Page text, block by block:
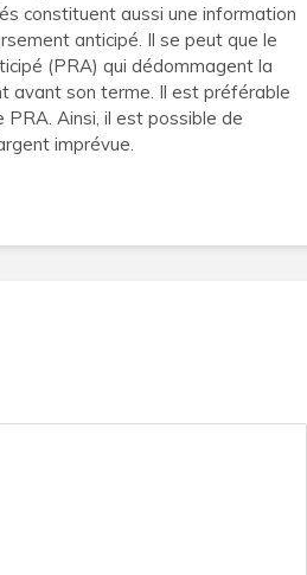
constituent aussi une information
anticipé. Il se peut que le
(PRA) qui dédommagent la
avant son terme. Il est préférable
PRA. Ainsi, il est possible de
imprévue.